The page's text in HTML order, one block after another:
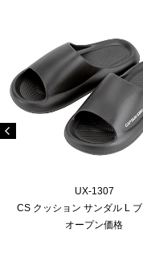
UX-1307
CS クッション サンダル L
オープン価格